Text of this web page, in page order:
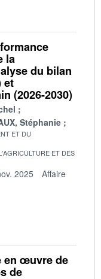
la
du bilan
et
(2026-2030)
Stéphanie
ET DU
ET DES
2025
Affaire
en œuvre de
de